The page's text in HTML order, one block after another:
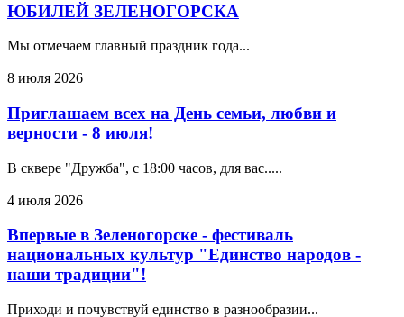
ЮБИЛЕЙ ЗЕЛЕНОГОРСКА
Мы отмечаем главный праздник года...
8 июля 2026
Приглашаем всех на День семьи, любви и
верности - 8 июля!
В сквере "Дружба", с 18:00 часов, для вас.....
4 июля 2026
Впервые в Зеленогорске - фестиваль
национальных культур "Единство народов -
наши традиции"!
Приходи и почувствуй единство в разнообразии...